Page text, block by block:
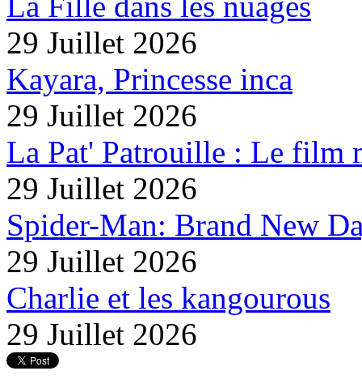
29 Juillet 2026
Kayara, Princesse inca
29 Juillet 2026
La Pat' Patrouille : Le film
29 Juillet 2026
Spider-Man: Brand New
29 Juillet 2026
Charlie et les kangourous
29 Juillet 2026